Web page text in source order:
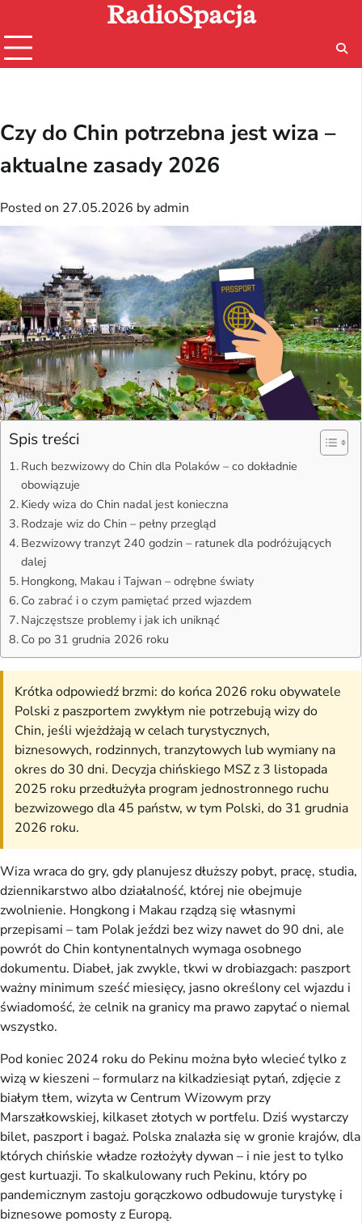
content
RadioSpacja
Czy do Chin potrzebna jest wiza –
aktualne zasady 2026
Posted on 27.05.2026 by admin
Spis treści
Ruch bezwizowy do Chin dla Polaków – co dokładnie
obowiązuje
Kiedy wiza do Chin nadal jest konieczna
Rodzaje wiz do Chin – pełny przegląd
Bezwizowy tranzyt 240 godzin – ratunek dla podróżujących
dalej
Hongkong, Makau i Tajwan – odrębne światy
Co zabrać i o czym pamiętać przed wjazdem
Najczęstsze problemy i jak ich uniknąć
Co po 31 grudnia 2026 roku
Krótka odpowiedź brzmi: do końca 2026 roku obywatele
Polski z paszportem zwykłym nie potrzebują wizy do
Chin, jeśli wjeżdżają w celach turystycznych,
biznesowych, rodzinnych, tranzytowych lub wymiany na
okres do 30 dni. Decyzja chińskiego MSZ z 3 listopada
2025 roku przedłużyła program jednostronnego ruchu
bezwizowego dla 45 państw, w tym Polski, do 31 grudnia
2026 roku.
Wiza wraca do gry, gdy planujesz dłuższy pobyt, pracę, studia,
dziennikarstwo albo działalność, której nie obejmuje
zwolnienie. Hongkong i Makau rządzą się własnymi
przepisami – tam Polak jeździ bez wizy nawet do 90 dni, ale
powrót do Chin kontynentalnych wymaga osobnego
dokumentu. Diabeł, jak zwykle, tkwi w drobiazgach: paszport
ważny minimum sześć miesięcy, jasno określony cel wjazdu i
świadomość, że celnik na granicy ma prawo zapytać o niemal
wszystko.
Pod koniec 2024 roku do Pekinu można było wlecieć tylko z
wizą w kieszeni – formularz na kilkadziesiąt pytań, zdjęcie z
białym tłem, wizyta w Centrum Wizowym przy
Marszałkowskiej, kilkaset złotych w portfelu. Dziś wystarczy
bilet, paszport i bagaż. Polska znalazła się w gronie krajów, dla
których chińskie władze rozłożyły dywan – i nie jest to tylko
gest kurtuazji. To skalkulowany ruch Pekinu, który po
pandemicznym zastoju gorączkowo odbudowuje turystykę i
biznesowe pomosty z Europą.